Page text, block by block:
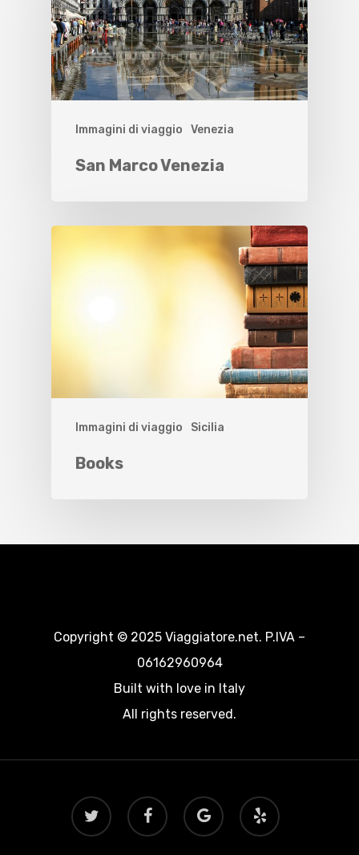
Immagini di viaggio Venezia
San Marco Venezia
Immagini di viaggio Sicilia
Books
Copyright © 2025 Viaggiatore.net. P.IVA –
06162960964
Built with love in Italy
All rights reserved.
twitter facebook
google-
plus
yelp